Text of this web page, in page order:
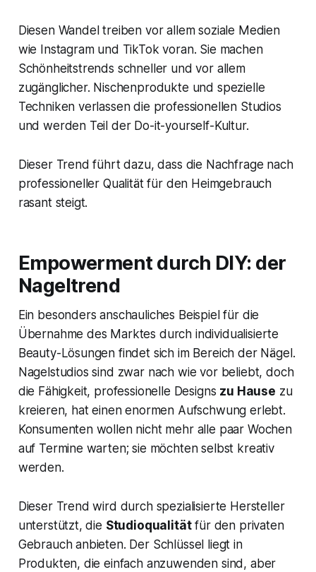
Diesen Wandel treiben vor allem soziale Medien
wie Instagram und TikTok voran. Sie machen
Schönheitstrends schneller und vor allem
zugänglicher. Nischenprodukte und spezielle
Techniken verlassen die professionellen Studios
und werden Teil der Do-it-yourself-Kultur.
Dieser Trend führt dazu, dass die Nachfrage nach
professioneller Qualität für den Heimgebrauch
rasant steigt.
Empowerment durch DIY: der
Nageltrend
Ein besonders anschauliches Beispiel für die
Übernahme des Marktes durch individualisierte
Beauty-Lösungen findet sich im Bereich der Nägel.
Nagelstudios sind zwar nach wie vor beliebt, doch
die Fähigkeit, professionelle Designs zu Hause zu
kreieren, hat einen enormen Aufschwung erlebt.
Konsumenten wollen nicht mehr alle paar Wochen
auf Termine warten; sie möchten selbst kreativ
werden.
Dieser Trend wird durch spezialisierte Hersteller
unterstützt, die Studioqualitätfür den privaten
Gebrauch anbieten. Der Schlüssel liegt in
Produkten, die einfach anzuwenden sind, aber